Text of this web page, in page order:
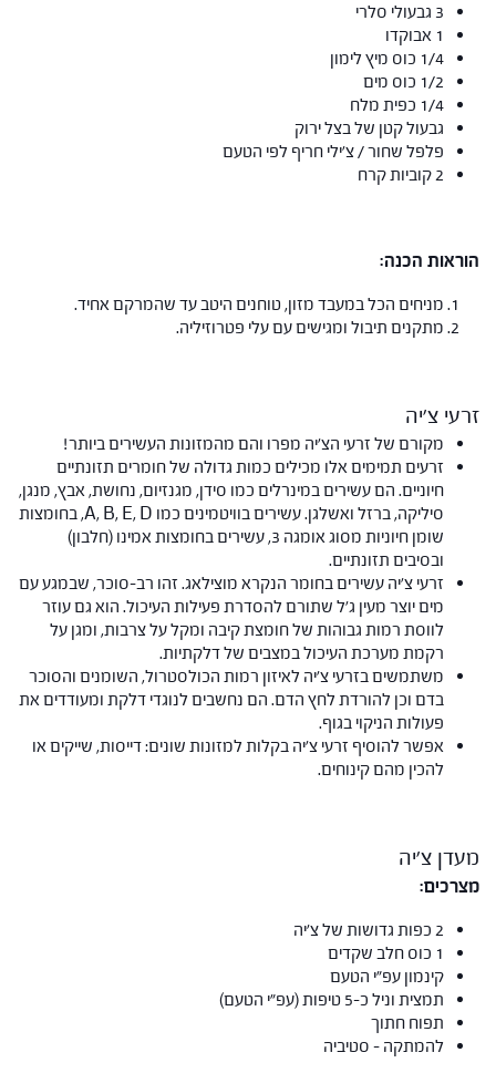
3 גבעולי סלרי
1 אבוקדו
1/4 כוס מיץ לימון
1/2 כוס מים
1/4 כפית מלח
גבעול קטן של בצל ירוק
פלפל שחור / צ'ילי חריף לפי הטעם
2 קוביות קרח
הוראות הכנה:
מניחים הכל במעבד מזון, טוחנים היטב עד שהמרקם אחיד.
מתקנים תיבול ומגישים עם עלי פטרוזיליה.
זרעי צ'יה
מקורם של זרעי הצ'יה מפרו והם מהמזונות העשירים ביותר!
זרעים תמימים אלו מכילים כמות גדולה של חומרים תזונתיים
חיוניים. הם עשירים במינרלים כמו סידן, מגנזיום, נחושת, אבץ, מנגן,
סיליקה, ברזל ואשלגן. עשירים בוויטמינים כמו A, B, E, D, בחומצות
שומן חיוניות מסוג אומגה 3, עשירים בחומצות אמינו (חלבון)
ובסיבים תזונתיים.
זרעי צ'יה עשירים בחומר הנקרא מוצילאג. זהו רב-סוכר, שבמגע עם
מים יוצר מעין ג'ל שתורם להסדרת פעילות העיכול. הוא גם עוזר
לווסת רמות גבוהות של חומצת קיבה ומקל על צרבות, ומגן על
רקמת מערכת העיכול במצבים של דלקתיות.
משתמשים בזרעי צ'יה לאיזון רמות הכולסטרול, השומנים והסוכר
בדם וכן להורדת לחץ הדם. הם נחשבים לנוגדי דלקת ומעודדים את
פעולות הניקוי בגוף.
אפשר להוסיף זרעי צ'יה בקלות למזונות שונים: דייסות, שייקים או
להכין מהם קינוחים.
מעדן צ'יה
מצרכים:
2 כפות גדושות של צ'יה
1 כוס חלב שקדים
קינמון עפ"י הטעם
תמצית וניל כ-5 טיפות (עפ"י הטעם)
תפוח חתוך
להמתקה – סטיביה